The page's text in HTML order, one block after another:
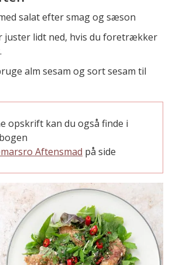
salat efter smag og sæson
juster lidt ned, hvis du foretrækker
alm sesam og sort sesam til
opskrift kan du også finde i
Aftensmad på side